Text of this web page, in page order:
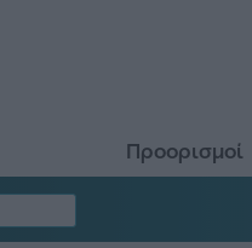
Προορισμοί